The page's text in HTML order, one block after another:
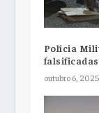
Polícia
outubro 6, 2025